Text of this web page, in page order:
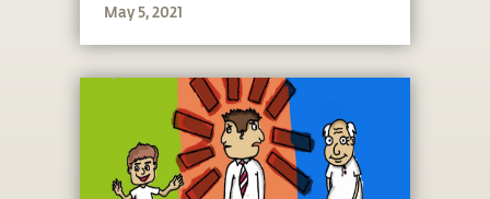
May 5, 2021